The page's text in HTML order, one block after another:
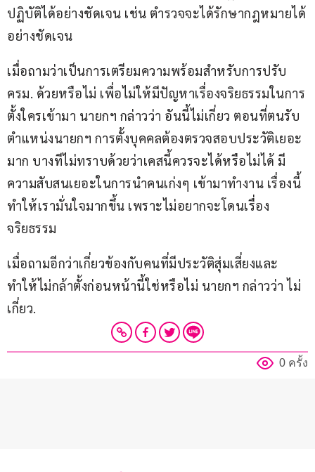
ปฏิบัติได้อย่างชัดเจน เช่น ตำรวจจะได้รักษากฎหมายได้
อย่างชัดเจน
เมื่อถามว่าเป็นการเตรียมความพร้อมสำหรับการปรับ
ครม. ด้วยหรือไม่ เพื่อไม่ให้มีปัญหาเรื่องจริยธรรมในการ
ตั้งใครเข้ามา นายกฯ กล่าวว่า อันนี้ไม่เกี่ยว ตอนที่ตนรับ
ตำแหน่งนายกฯ การตั้งบุคคลต้องตรวจสอบประวัติเยอะ
มาก บางทีไม่ทราบด้วยว่าเคสนี้ควรจะได้หรือไม่ได้ มี
ความสับสนเยอะในการนำคนเก่งๆ เข้ามาทำงาน เรื่องนี้
ทำให้เรามั่นใจมากขึ้น เพราะไม่อยากจะโดนเรื่อง
จริยธรรม
เมื่อถามอีกว่าเกี่ยวข้องกับคนที่มีประวัติสุ่มเสี่ยงและ
ทำให้ไม่กล้าตั้งก่อนหน้านี้ใช่หรือไม่ นายกฯ กล่าวว่า ไม่
เกี่ยว.
0 ครั้ง